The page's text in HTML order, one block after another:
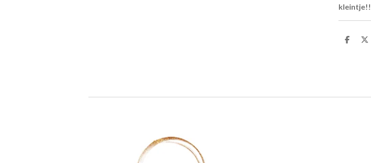
kleintje!!
D
D